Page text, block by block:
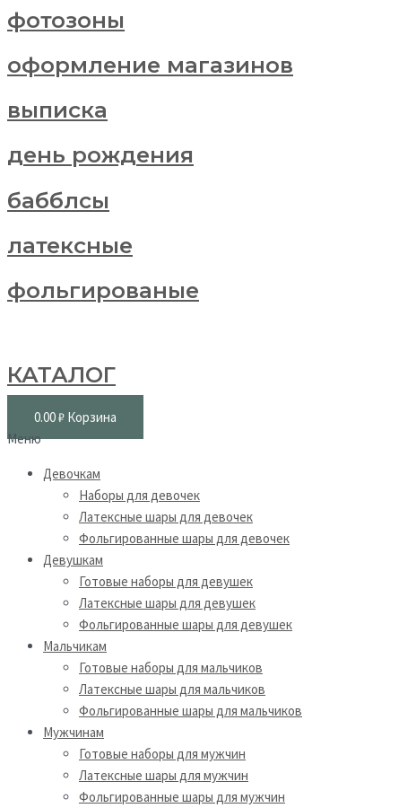
фотозоны
оформление магазинов
выписка
день рождения
бабблсы
латексные
фольгированые
КАТАЛОГ
0.00₽ Корзина
Меню
Девочкам
Наборы для девочек
Латексные шары для девочек
Фольгированные шары для девочек
Девушкам
Готовые наборы для девушек
Латексные шары для девушек
Фольгированные шары для девушек
Мальчикам
Готовые наборы для мальчиков
Латексные шары для мальчиков
Фольгированные шары для мальчиков
Мужчинам
Готовые наборы для мужчин
Латексные шары для мужчин
Фольгированные шары для мужчин